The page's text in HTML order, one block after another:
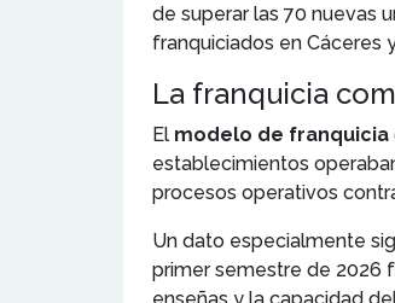
de superar las 70 nuevas
franquiciados en Cáceres
La franquicia
El modelo de franquicia
establecimientos
procesos operativos
Un dato especialmente
primer semestre de 2026
enseñas y la capacidad